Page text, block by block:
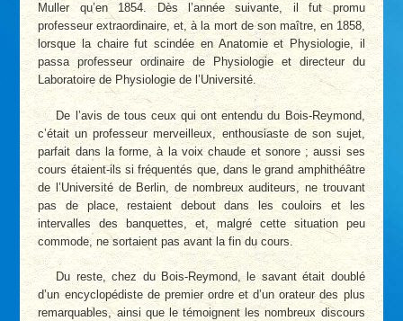
Muller qu’en 1854. Dès l’année suivante, il fut promu
professeur extraordinaire, et, à la mort de son maître, en 1858,
lorsque la chaire fut scindée en Anatomie et Physiologie, il
passa professeur ordinaire de Physiologie et directeur du
Laboratoire de Physiologie de l’Université.
De l’avis de tous ceux qui ont entendu du Bois-Reymond,
c’était un professeur merveilleux, enthousiaste de son sujet,
parfait dans la forme, à la voix chaude et sonore ; aussi ses
cours étaient-ils si fréquentés que, dans le grand amphithéâtre
de l’Université de Berlin, de nombreux auditeurs, ne trouvant
pas de place, restaient debout dans les couloirs et les
intervalles des banquettes, et, malgré cette situation peu
commode, ne sortaient pas avant la fin du cours.
Du reste, chez du Bois-Reymond, le savant était doublé
d’un encyclopédiste de premier ordre et d’un orateur des plus
remarquables, ainsi que le témoignent les nombreux discours